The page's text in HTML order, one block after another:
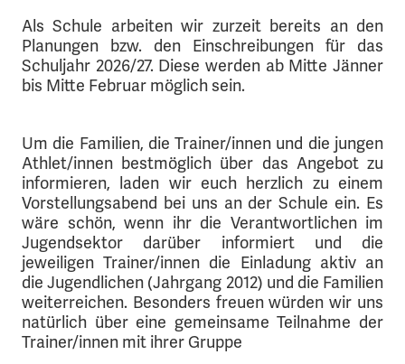
Als Schule arbeiten wir zurzeit bereits an den
Planungen bzw. den Einschreibungen für das
Schuljahr 2026/27. Diese werden ab Mitte Jänner
bis Mitte Februar möglich sein.
Um die Familien, die Trainer/innen und die jungen
Athlet/innen bestmöglich über das Angebot zu
informieren, laden wir euch herzlich zu einem
Vorstellungsabend bei uns an der Schule ein. Es
wäre schön, wenn ihr die Verantwortlichen im
Jugendsektor darüber informiert und die
jeweiligen Trainer/innen die Einladung aktiv an
die Jugendlichen (Jahrgang 2012) und die Familien
weiterreichen. Besonders freuen würden wir uns
natürlich über eine gemeinsame Teilnahme der
Trainer/innen mit ihrer Gruppe